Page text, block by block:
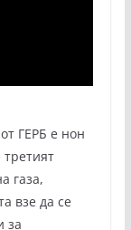
ГЕРБ е нон
газа,
взе да се
за